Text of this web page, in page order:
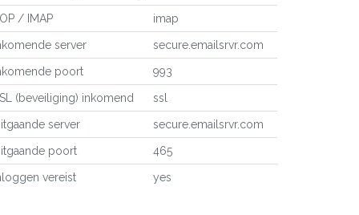
/ IMAP imap
server secure.emailsrvr.com
poort 993
(beveiliging) inkomend ssl
server secure.emailsrvr.com
poort 465
vereist yes